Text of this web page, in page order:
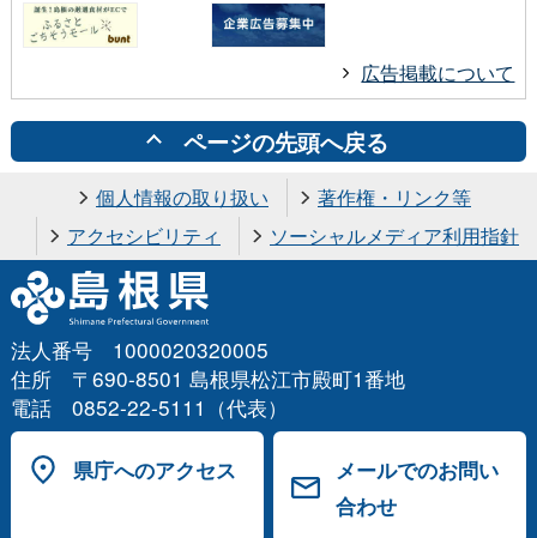
広告掲載について
ページの先頭へ戻る
個人情報の取り扱い
著作権・リンク等
アクセシビリティ
ソーシャルメディア利用指針
法人番号 1000020320005
住所 〒690-8501 島根県松江市殿町1番地
電話 0852-22-5111（代表）
県庁へのアクセス
メールでのお問い
合わせ